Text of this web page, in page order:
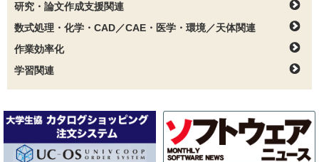
研究・論文作成支援関連
数式処理・化学・CAD／CAE・医学・環境／天体関連
作業効率化
学習関連